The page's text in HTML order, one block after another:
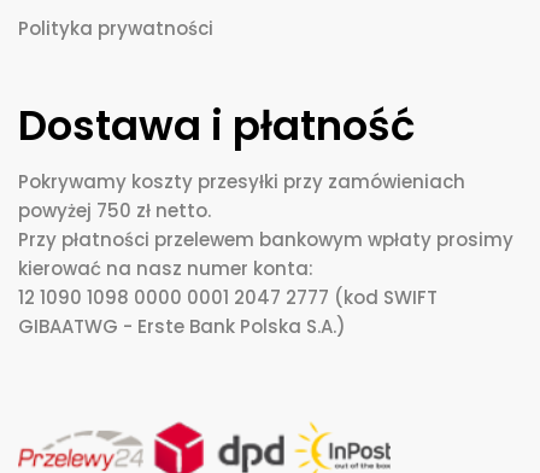
Polityka prywatności
Dostawa i płatność
Pokrywamy koszty przesyłki przy zamówieniach
powyżej 750 zł netto.
Przy płatności przelewem bankowym wpłaty prosimy
kierować na nasz numer konta:
12 1090 1098 0000 0001 2047 2777 (kod SWIFT
GIBAATWG - Erste Bank Polska S.A.)